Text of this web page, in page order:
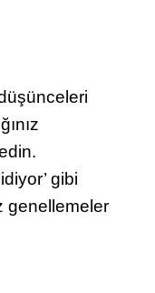
gibi
genellemeler